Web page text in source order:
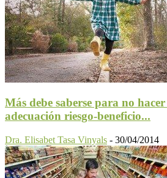
Más debe saberse para no
adecuación riesgo-beneficio...
Dra. Elisabet Tasa Vinyals - 30/04/2014